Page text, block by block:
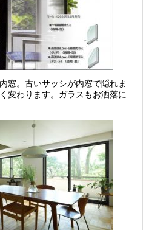
窓。古いサッシが内窓で隠れま
変わります。ガラスもお洒落に